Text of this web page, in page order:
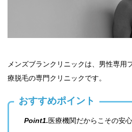
メンズブランクリニックは、男性専用
療脱毛の専門クリニックです。
おすすめポイント
Point1.医療機関だからこその安